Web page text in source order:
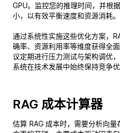
GPU。监控您的推理时间，并根
小，以有效平衡速度和资源消耗。
通过系统性实施这些优化方案，
确率、资源利用率等维度获得全
议定期进行压力测试与架构调优
系统在技术发展中始终保持竞争优
RAG 成本计算器
估算 RAG 成本时，需要分析向